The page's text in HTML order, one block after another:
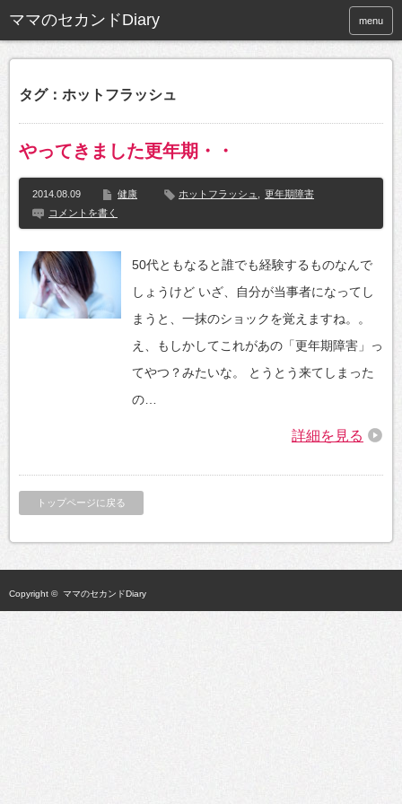
ママのセカンドDiary menu
タグ：ホットフラッシュ
やってきました更年期・・
2014.08.09 健康 ホットフラッシュ
更年期障害
コメントを書く
50代ともなると誰でも経験するものなんで
しょうけど いざ、自分が当事者になってし
まうと、一抹のショックを覚えますね。。
え、もしかしてこれがあの「更年期障害」っ
てやつ？みたいな。 とうとう来てしまった
の…
詳細を見る
トップページに戻る
Copyright © ママのセカンドDiary